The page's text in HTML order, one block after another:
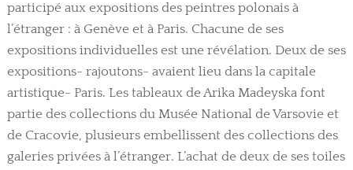
participé aux expositions des peintres polonais à
l’étranger : à Genève et à Paris. Chacune de ses
expositions individuelles est une révélation. Deux de ses
expositions- rajoutons- avaient lieu dans la capitale
artistique- Paris. Les tableaux de Arika Madeyska font
partie des collections du Musée National de Varsovie et
de Cracovie, plusieurs embellissent des collections des
galeries privées à l’étranger. L’achat de deux de ses toiles